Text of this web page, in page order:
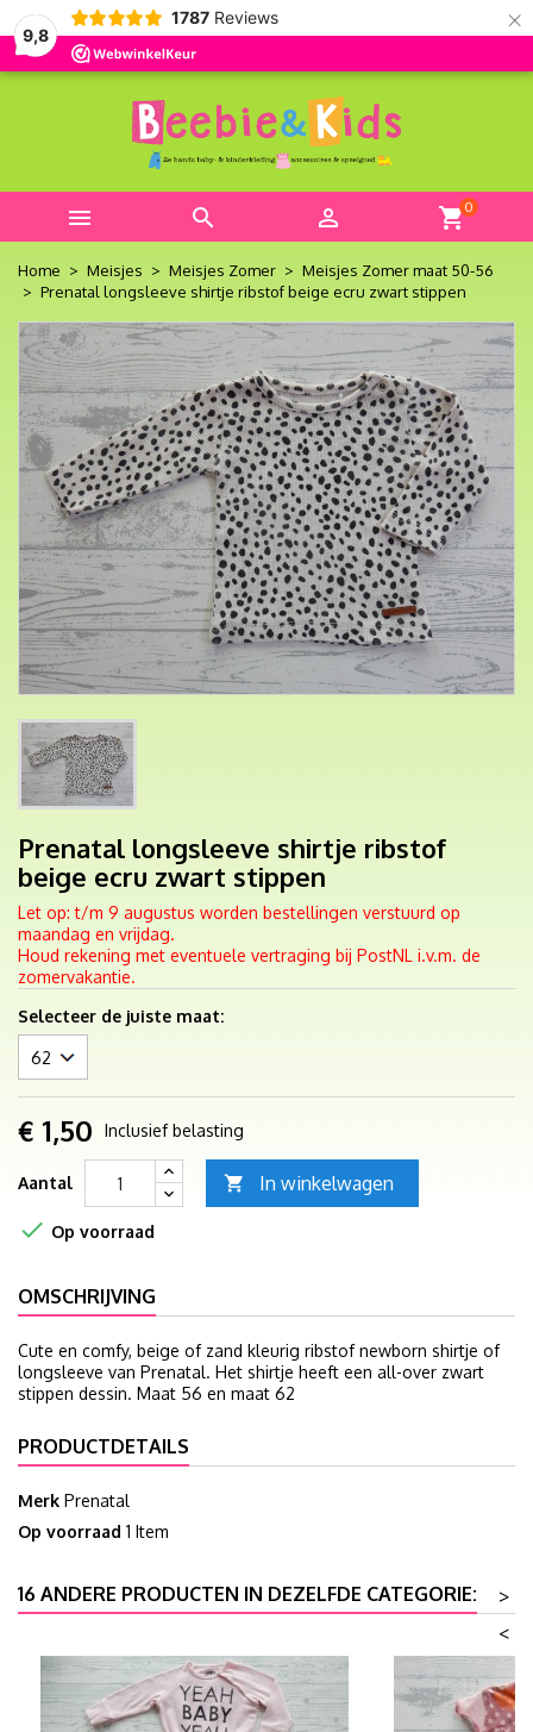
9,8
1787 Reviews ×
   shopping_cart0
Home Meisjes Meisjes Zomer
Meisjes Zomer maat 50-56
Prenatal longsleeve shirtje ribstof beige ecru zwart stippen
Prenatal longsleeve shirtje ribstof
beige ecru zwart stippen
Let op: t/m 9 augustus worden bestellingen verstuurd op
maandag en vrijdag.
Houd rekening met eventuele vertraging bij PostNL i.v.m. de
zomervakantie.
Selecteer de juiste maat:
€ 1,50 Inclusief belasting
Aantal  In winkelwagen
 Op voorraad
OMSCHRIJVING
Cute en comfy, beige of zand kleurig ribstof newborn shirtje of
longsleeve van Prenatal. Het shirtje heeft een all-over zwart
stippen dessin. Maat 56 en maat 62
PRODUCTDETAILS
Merk Prenatal
Op voorraad 1 Item
16 ANDERE PRODUCTEN IN DEZELFDE CATEGORIE:
>
<